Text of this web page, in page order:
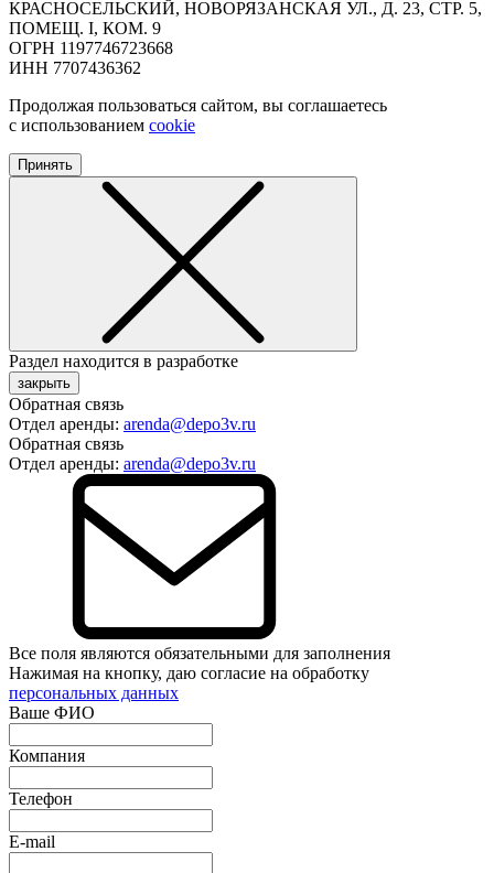
КРАСНОСЕЛЬСКИЙ, НОВОРЯЗАНСКАЯ УЛ., Д. 23, СТР. 5,
ПОМЕЩ. I, КОМ. 9
ОГРН 1197746723668
ИНН 7707436362
Продолжая пользоваться сайтом, вы соглашаетесь
с использованием cookie
Принять
Раздел находится в разработке
закрыть
Обратная связь
Отдел аренды: arenda@depo3v.ru
Обратная связь
Отдел аренды: arenda@depo3v.ru
Все поля являются обязательными для заполнения
Нажимая на кнопку, даю согласие на обработку
персональных данных
Ваше ФИО
Компания
Телефон
E-mail